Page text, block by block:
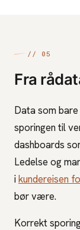
// 05
Fra
Data som
sporingen til
dashboards
Ledelse og
ikundereisen
bør være.
Korrekt